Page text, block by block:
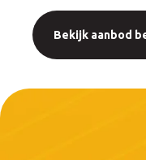
Bekijk aanbod